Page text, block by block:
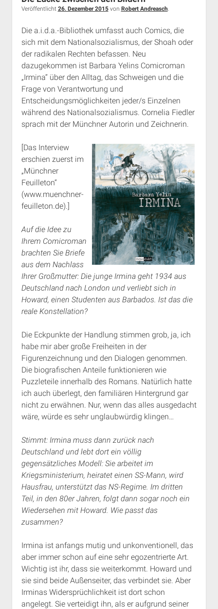
Rechte Termine München
Über a.i.d.a.
Bibliothek
Kontakt & PGP-Key
Veröffentlicht 26. Dezember 2015von Robert Andreasch
Die a.i.d.a.-Bibliothek umfasst auch Comics, die
sich mit dem Nationalsozialismus, der Shoah oder
der radikalen Rechten befassen. Neu
dazugekommen ist Barbara Yelins Comicroman
„Irmina“ über den Alltag, das Schweigen und die
Frage von Verantwortung und
Entscheidungsmöglichkeiten jeder/s Einzelnen
während des Nationalsozialismus. Cornelia Fiedler
sprach mit der Münchner Autorin und Zeichnerin.
[Das Interview
erschien zuerst im
„Münchner
Feuilleton“
(www.muenchner-
feuilleton.de).]
Auf die Idee zu
Ihrem Comicroman
brachten Sie Briefe
aus dem Nachlass
Ihrer Großmutter: Die junge Irmina geht 1934 aus
Deutschland nach London und verliebt sich in
Howard, einen Studenten aus Barbados. Ist das die
reale Konstellation?
Die Eckpunkte der Handlung stimmen grob, ja, ich
habe mir aber große Freiheiten in der
Figurenzeichnung und den Dialogen genommen.
Die biografischen Anteile funktionieren wie
Puzzleteile innerhalb des Romans. Natürlich hatte
ich auch überlegt, den familiären Hintergrund gar
nicht zu erwähnen. Nur, wenn das alles ausgedacht
wäre, würde es sehr unglaubwürdig klingen…
Stimmt: Irmina muss dann zurück nach
Deutschland und lebt dort ein völlig
gegensätzliches Modell: Sie arbeitet im
Kriegsministerium, heiratet einen SS-Mann, wird
Hausfrau, unterstützt das NS-Regime. Im dritten
Teil, in den 80er Jahren, folgt dann sogar noch ein
Wiedersehen mit Howard. Wie passt das
zusammen?
Irmina ist anfangs mutig und unkonventionell, das
aber immer schon auf eine sehr egozentrierte Art.
Wichtig ist ihr, dass sie weiterkommt. Howard und
sie sind beide Außenseiter, das verbindet sie. Aber
Irminas Widersprüchlichkeit ist dort schon
angelegt. Sie verteidigt ihn, als er aufgrund seiner